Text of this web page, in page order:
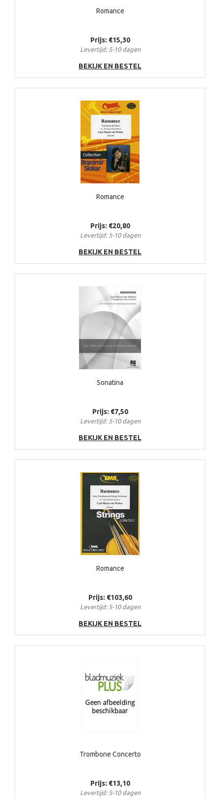
Romance
Prijs: €15,30
Levertijd: 5-10 dagen
BEKIJK EN BESTEL
Romance
Prijs: €20,80
Levertijd: 5-10 dagen
BEKIJK EN BESTEL
Sonatina
Prijs: €7,50
Levertijd: 5-10 dagen
BEKIJK EN BESTEL
Romance
Prijs: €103,60
Levertijd: 5-10 dagen
BEKIJK EN BESTEL
Trombone Concerto
Prijs: €13,10
Levertijd: 5-10 dagen